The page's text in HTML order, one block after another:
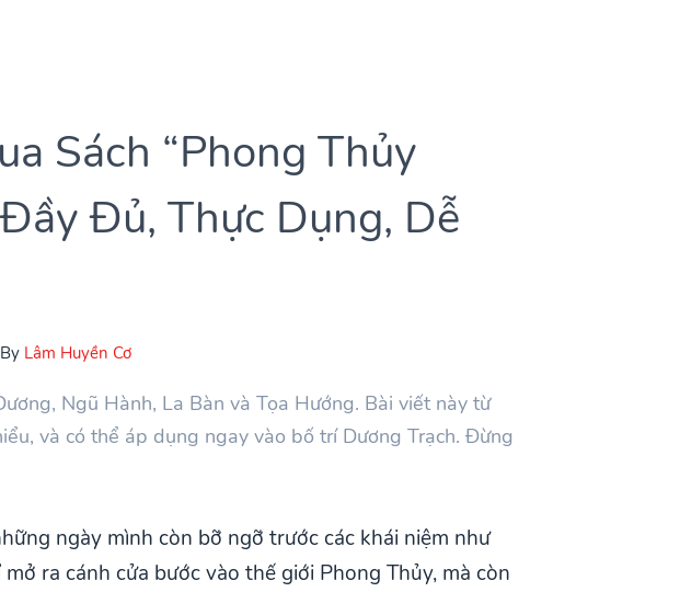
Sách “Phong Thủy
Đủ, Thực Dụng, Dễ
Lâm Huyền Cơ
Ngũ Hành, La Bàn và Tọa Hướng. Bài viết này từ
và có thể áp dụng ngay vào bố trí Dương Trạch. Đừng
ngày mình còn bỡ ngỡ trước các khái niệm như
ra cánh cửa bước vào thế giới Phong Thủy, mà còn